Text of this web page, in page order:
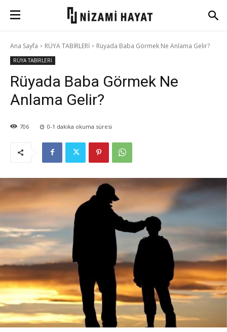
Ana Sayfa RÜYA TABİRLERİ Rüyada Baba Görmek Ne Anlama Gelir?
RÜYA TABİRLERİ
Rüyada Baba Görmek Ne
Anlama Gelir?
706 0-1 dakika okuma süresi